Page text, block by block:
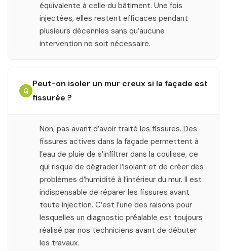
équivalente à celle du bâtiment. Une fois
injectées, elles restent efficaces pendant
plusieurs décennies sans qu’aucune
intervention ne soit nécessaire.
Q
Peut-on isoler un mur creux si la façade est
fissurée ?
Non, pas avant d’avoir traité les fissures. Des
fissures actives dans la façade permettent à
l’eau de pluie de s’infiltrer dans la coulisse, ce
qui risque de dégrader l’isolant et de créer des
problèmes d’humidité à l’intérieur du mur. Il est
indispensable de réparer les fissures avant
toute injection. C’est l’une des raisons pour
lesquelles un diagnostic préalable est toujours
réalisé par nos techniciens avant de débuter
les travaux.